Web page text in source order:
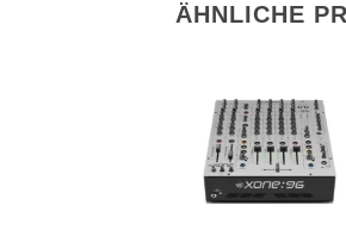
ÄHNLICHE